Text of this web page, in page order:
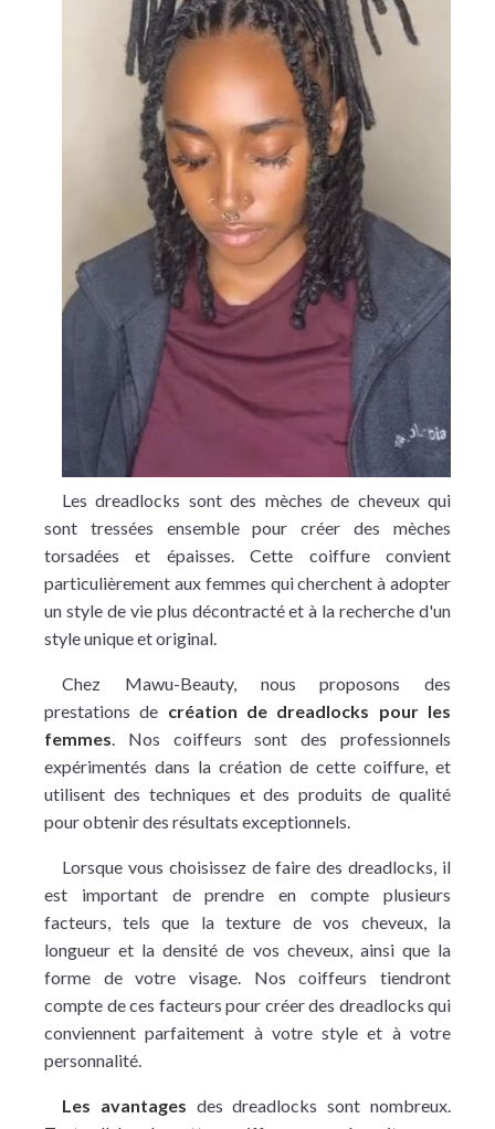
Les dreadlocks sont des mèches de cheveux qui
sont tressées ensemble pour créer des mèches
torsadées et épaisses. Cette coiffure convient
particulièrement aux femmes qui cherchent à adopter
un style de vie plus décontracté et à la recherche d'un
style unique et original.
Chez Mawu-Beauty, nous proposons des
prestations de création de dreadlocks pour les
femmes. Nos coiffeurs sont des professionnels
expérimentés dans la création de cette coiffure, et
utilisent des techniques et des produits de qualité
pour obtenir des résultats exceptionnels.
Lorsque vous choisissez de faire des dreadlocks, il
est important de prendre en compte plusieurs
facteurs, tels que la texture de vos cheveux, la
longueur et la densité de vos cheveux, ainsi que la
forme de votre visage. Nos coiffeurs tiendront
compte de ces facteurs pour créer des dreadlocks qui
conviennent parfaitement à votre style et à votre
personnalité.
Les avantages des dreadlocks sont nombreux.